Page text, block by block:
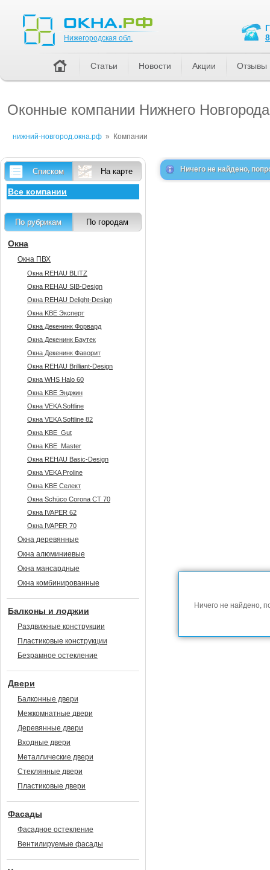
Оконные компании Нижнего
нижний-новгород.окна.рф » Компании
Ничего не найдено,
Списком На карте
Все компании
По рубрикам По городам
Окна
Окна ПВХ
Окна REHAU BLITZ
Окна REHAU SIB-Design
Окна REHAU Delight-Design
Окна KBE Эксперт
Окна Декенинк Форвард
Окна Декенинк Баутек
Окна Декенинк Фаворит
Окна REHAU Brilliant-Design
Окна WHS Halo 60
Окна KBE Энджин
Окна VEKA Softline
Окна VEKA Softline 82
Окна KBE_Gut
Окна KBE_Master
Окна REHAU Basic-Design
Окна VEKA Proline
Окна KBE Селект
Окна Sсhüco Corona CT 70
Окна IVAPER 62
Окна IVAPER 70
Окна деревянные
Окна алюминиевые
Окна мансардные
Окна комбинированные
Балконы и лоджии
Раздвижные конструкции
Пластиковые конструкции
Безрамное остекление
Двери
Балконные двери
Межкомнатные двери
Деревянные двери
Входные двери
Металлические двери
Стеклянные двери
Пластиковые двери
Фасады
Фасадное остекление
Вентилируемые фасады
Нижегородская обл.
Статьи Новости Акции Отзывы
Ничего не найдено,